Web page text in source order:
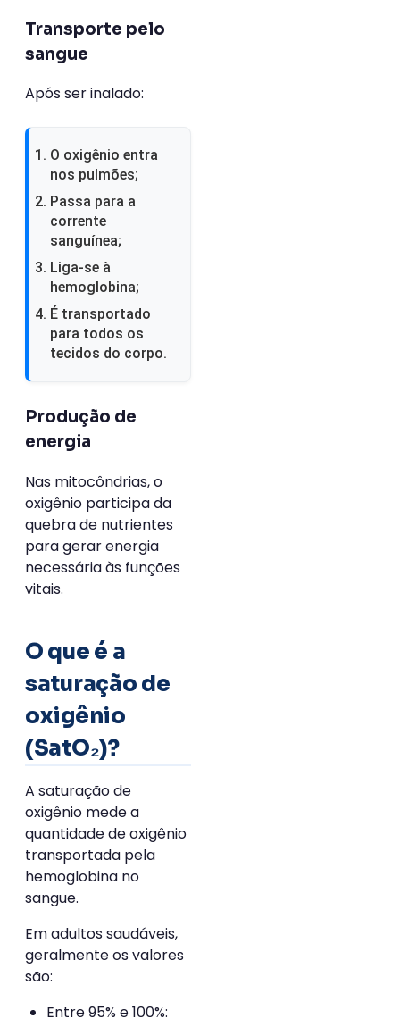
Transporte pelo
sangue
Após ser inalado:
O oxigênio entra
nos pulmões;
Passa para a
corrente
sanguínea;
Liga-se à
hemoglobina;
É transportado
para todos os
tecidos do corpo.
Produção de
energia
Nas mitocôndrias, o
oxigênio participa da
quebra de nutrientes
para gerar energia
necessária às funções
vitais.
O que é a
saturação de
oxigênio
(SatO₂)?
A saturação de
oxigênio mede a
quantidade de oxigênio
transportada pela
hemoglobina no
sangue.
Em adultos saudáveis,
geralmente os valores
são:
Entre 95% e 100%: